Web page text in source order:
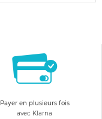
Payer en plusieurs fois
avec Klarna